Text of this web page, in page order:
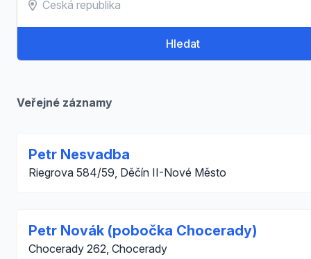
Hledat
Veřejné záznamy
Petr Nesvadba
Riegrova 584/59, Děčín II-Nové Město
Petr Novák (pobočka Chocerady)
Chocerady 262, Chocerady